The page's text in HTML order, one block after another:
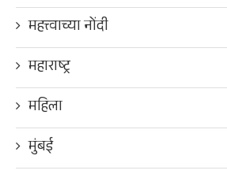
महत्त्वाच्या नोंदी
महाराष्ट्र
महिला
मुंबई